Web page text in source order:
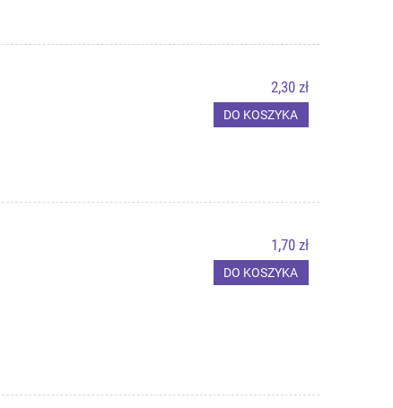
2,30 zł
DO KOSZYKA
1,70 zł
DO KOSZYKA